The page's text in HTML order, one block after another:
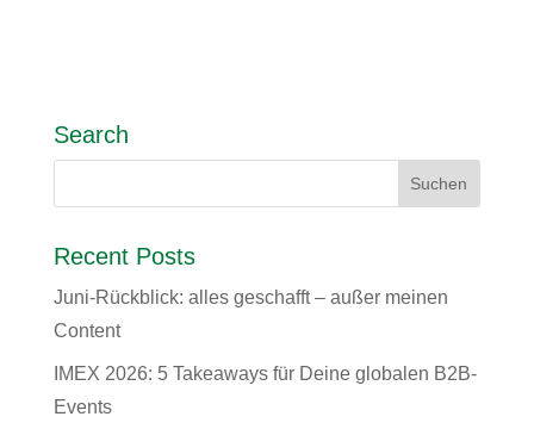
Search
Recent Posts
Juni-Rückblick: alles geschafft – außer meinen
Content
IMEX 2026: 5 Takeaways für Deine globalen B2B-
Events